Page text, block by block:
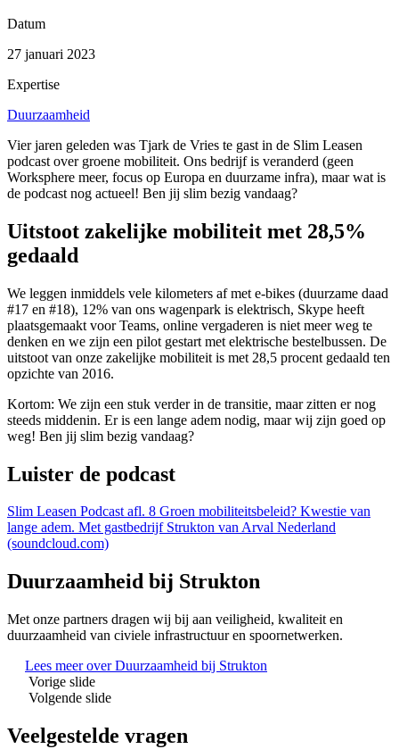
Datum
27 januari 2023
Expertise
Duurzaamheid
Vier jaren geleden was Tjark de Vries te gast in de Slim Leasen
podcast over groene mobiliteit. Ons bedrijf is veranderd (geen
Worksphere meer, focus op Europa en duurzame infra), maar wat is
de podcast nog actueel! Ben jij slim bezig vandaag?
Uitstoot zakelijke mobiliteit met 28,5%
gedaald
We leggen inmiddels vele kilometers af met e-bikes (duurzame daad
#17 en #18), 12% van ons wagenpark is elektrisch, Skype heeft
plaatsgemaakt voor Teams, online vergaderen is niet meer weg te
denken en we zijn een pilot gestart met elektrische bestelbussen. De
uitstoot van onze zakelijke mobiliteit is met 28,5 procent gedaald ten
opzichte van 2016.
Kortom: We zijn een stuk verder in de transitie, maar zitten er nog
steeds middenin. Er is een lange adem nodig, maar wij zijn goed op
weg! Ben jij slim bezig vandaag?
Luister de podcast
Slim Leasen Podcast afl. 8 Groen mobiliteitsbeleid? Kwestie van
lange adem. Met gastbedrijf Strukton van Arval Nederland
(soundcloud.com)
Duurzaamheid bij Strukton
Met onze partners dragen wij bij aan veiligheid, kwaliteit en
duurzaamheid van civiele infrastructuur en spoornetwerken.
Lees meer over Duurzaamheid bij Strukton
Vorige slide
Volgende slide
Veelgestelde vragen